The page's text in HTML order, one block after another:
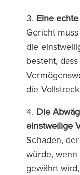
Eine
Gericht
die
besteht,
die
Die
einstweilige
Schaden,
würde,
gewährt